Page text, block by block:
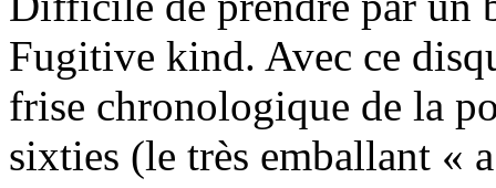
Fugitive kind. Avec ce
frise chronologique de la
sixties (le très emballant «